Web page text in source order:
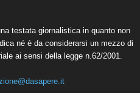
testata giornalistica in quanto non
né è da considerarsi un mezzo di
ai sensi della legge n.62/2001.